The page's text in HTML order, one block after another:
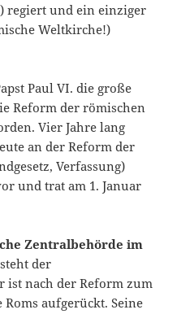
regiert und ein einziger
Weltkirche!)
Paul VI. die große
Reform der römischen
Vier Jahre lang
an der Reform der
Verfassung)
und trat am 1. Januar
Zentralbehörde im
der
ist nach der Reform zum
aufgerückt. Seine